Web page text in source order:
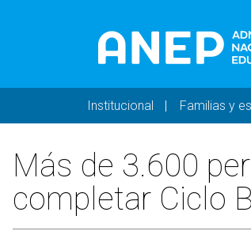
Navegación
Institucional Familias y
Más de 3.600
completar Ciclo